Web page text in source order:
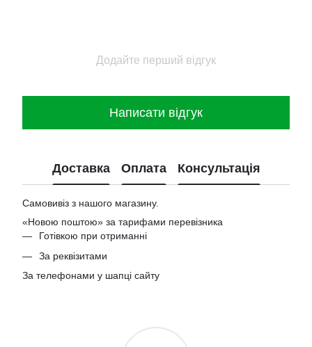
Додайте перший відгук
Написати відгук
Доставка Оплата Консультація
Самовивіз з нашого магазину.
«Новою поштою» за тарифами перевізника
Готівкою при отриманні
За реквізитами
За телефонами у шапці сайту